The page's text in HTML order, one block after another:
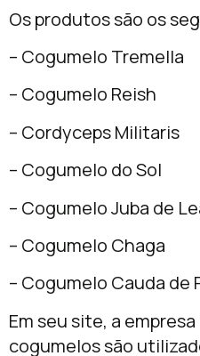
Os produtos são os
– Cogumelo Tremella
– Cogumelo Reish
– Cordyceps Militaris
– Cogumelo do Sol
– Cogumelo Juba de
– Cogumelo Chaga
– Cogumelo Cauda de
Em seu site, a
cogumelos são